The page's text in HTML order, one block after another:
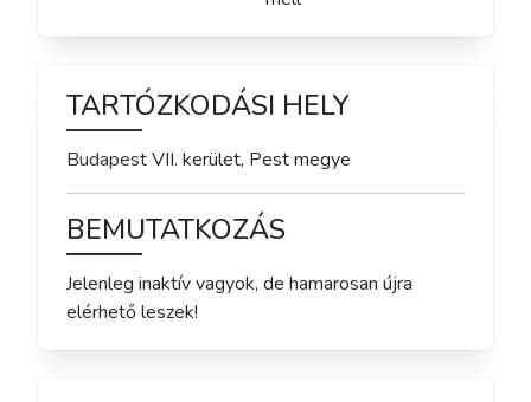
TARTÓZKODÁSI HELY
BudapestVII. kerület, Pestmegye
BEMUTATKOZÁS
Jelenleg inaktív vagyok, de hamarosan újra
elérhető leszek!